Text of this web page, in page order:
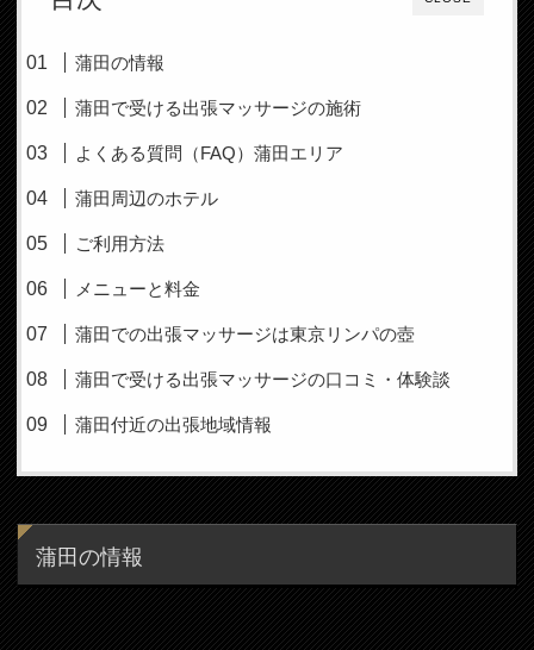
蒲田の情報
蒲田で受ける出張マッサージの施術
よくある質問（FAQ）蒲田エリア
蒲田周辺のホテル
ご利用方法
メニューと料金
蒲田での出張マッサージは東京リンパの壺
蒲田で受ける出張マッサージの口コミ・体験談
蒲田付近の出張地域情報
蒲田の情報